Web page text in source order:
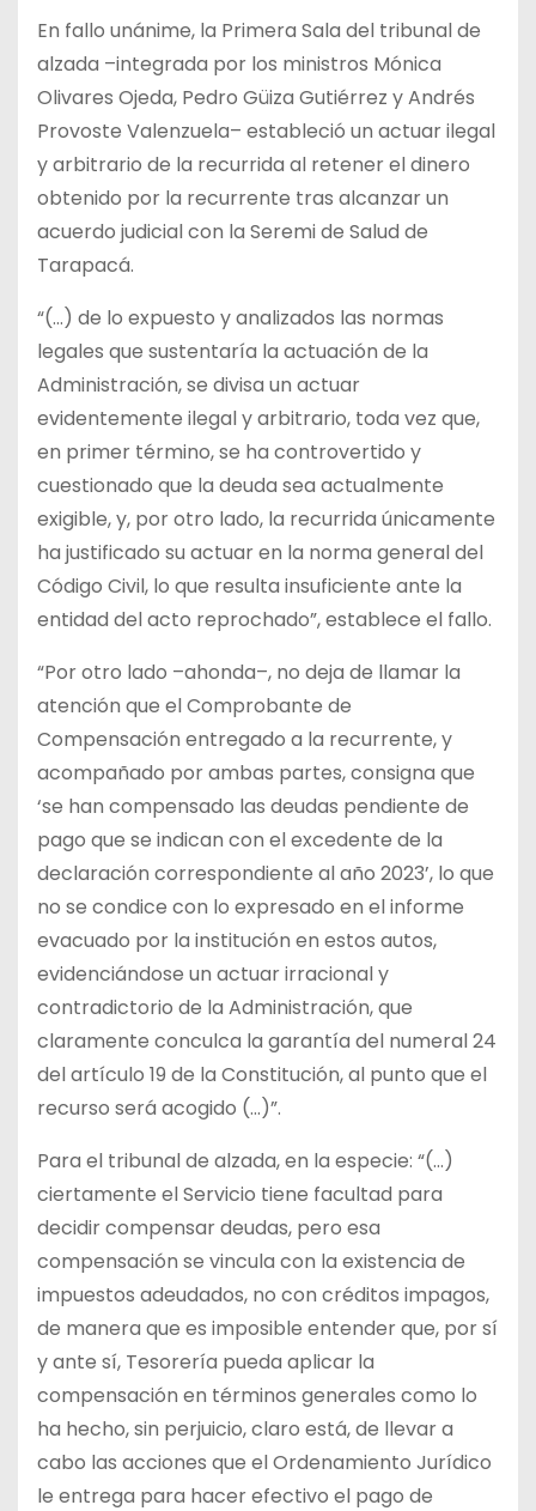
En fallo unánime, la Primera Sala del tribunal de
alzada –integrada por los ministros Mónica
Olivares Ojeda, Pedro Güiza Gutiérrez y Andrés
Provoste Valenzuela– estableció un actuar ilegal
y arbitrario de la recurrida al retener el dinero
obtenido por la recurrente tras alcanzar un
acuerdo judicial con la Seremi de Salud de
Tarapacá.
“(…) de lo expuesto y analizados las normas
legales que sustentaría la actuación de la
Administración, se divisa un actuar
evidentemente ilegal y arbitrario, toda vez que,
en primer término, se ha controvertido y
cuestionado que la deuda sea actualmente
exigible, y, por otro lado, la recurrida únicamente
ha justificado su actuar en la norma general del
Código Civil, lo que resulta insuficiente ante la
entidad del acto reprochado”, establece el fallo.
“Por otro lado –ahonda–, no deja de llamar la
atención que el Comprobante de
Compensación entregado a la recurrente, y
acompañado por ambas partes, consigna que
‘se han compensado las deudas pendiente de
pago que se indican con el excedente de la
declaración correspondiente al año 2023’, lo que
no se condice con lo expresado en el informe
evacuado por la institución en estos autos,
evidenciándose un actuar irracional y
contradictorio de la Administración, que
claramente conculca la garantía del numeral 24
del artículo 19 de la Constitución, al punto que el
recurso será acogido (…)”.
Para el tribunal de alzada, en la especie: “(…)
ciertamente el Servicio tiene facultad para
decidir compensar deudas, pero esa
compensación se vincula con la existencia de
impuestos adeudados, no con créditos impagos,
de manera que es imposible entender que, por sí
y ante sí, Tesorería pueda aplicar la
compensación en términos generales como lo
ha hecho, sin perjuicio, claro está, de llevar a
cabo las acciones que el Ordenamiento Jurídico
le entrega para hacer efectivo el pago de